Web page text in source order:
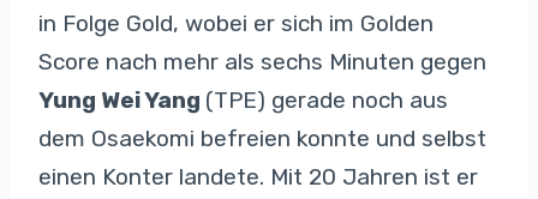
in Folge Gold, wobei er sich im Golden
Score nach mehr als sechs Minuten gegen
Yung Wei Yang (TPE) gerade noch aus
dem Osaekomi befreien konnte und selbst
einen Konter landete. Mit 20 Jahren ist er